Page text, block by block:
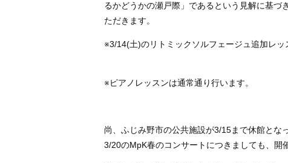
るかどうかの瀬戸際」であるという見解に基
ただきます。
※3/14(土)のリトミックソルフェージュ追加レッ
※ピアノレッスンは通常通り行います。
尚、ふじみ野市の公共施設が3/15まで休館とな
3/20のMpK春のコンサートにつきましても、開